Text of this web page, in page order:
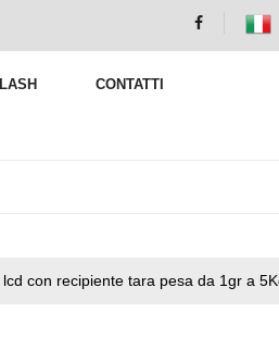
CONTATTI
con recipiente tara pesa da 1gr a